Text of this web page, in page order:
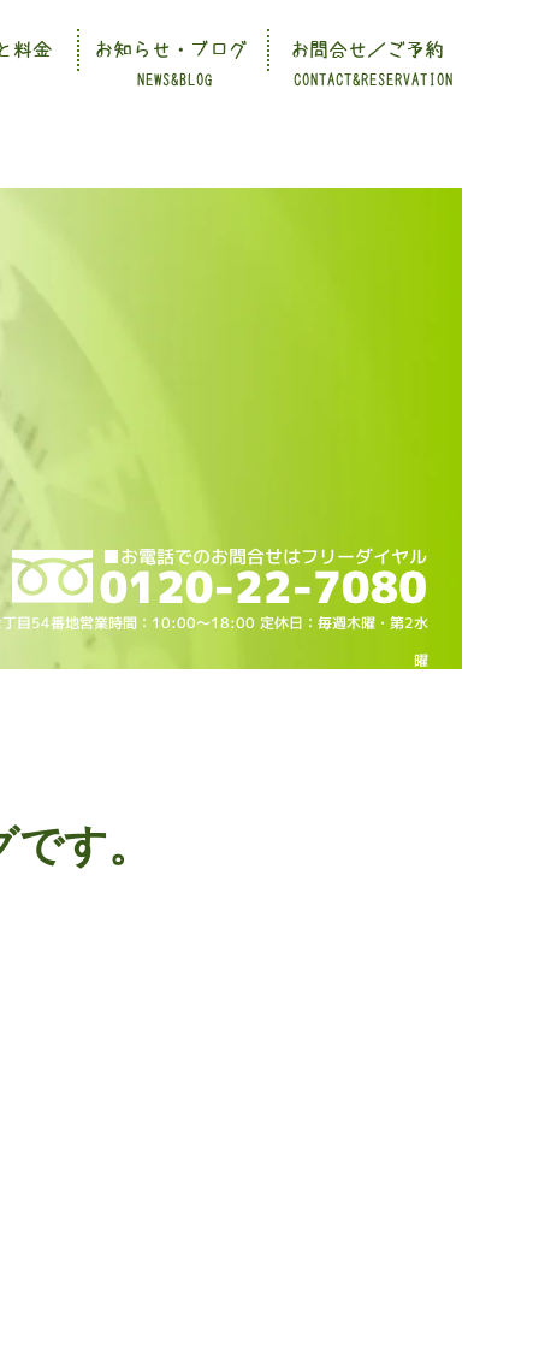
CONTACT&RESERVATION
NEWS&BLOG
料金 お知らせ・ブログ お問合せ／ご予約
目54番地営業時間：10:00～18:00 定休日：毎週木曜・第2水
曜
す。